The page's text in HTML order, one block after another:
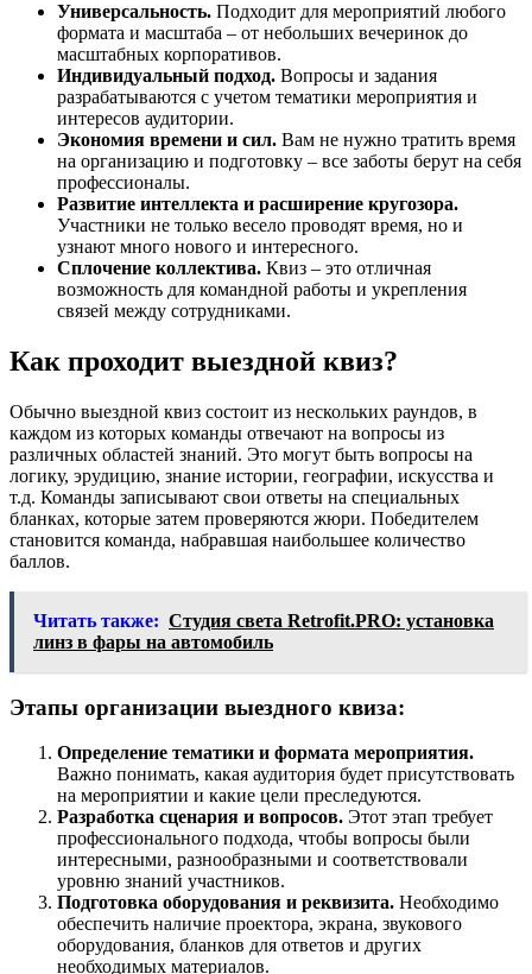
Универсальность. Подходит для мероприятий любого
формата и масштаба – от небольших вечеринок до
масштабных корпоративов.
Индивидуальный подход. Вопросы и задания
разрабатываются с учетом тематики мероприятия и
интересов аудитории.
Экономия времени и сил. Вам не нужно тратить время
на организацию и подготовку – все заботы берут на себя
профессионалы.
Развитие интеллекта и расширение кругозора.
Участники не только весело проводят время, но и
узнают много нового и интересного.
Сплочение коллектива. Квиз – это отличная
возможность для командной работы и укрепления
связей между сотрудниками.
Как проходит выездной квиз?
Обычно выездной квиз состоит из нескольких раундов, в
каждом из которых команды отвечают на вопросы из
различных областей знаний. Это могут быть вопросы на
логику, эрудицию, знание истории, географии, искусства и
т.д. Команды записывают свои ответы на специальных
бланках, которые затем проверяются жюри. Победителем
становится команда, набравшая наибольшее количество
баллов.
Читать также: Студия света Retrofit.PRO: установка
линз в фары на автомобиль
Этапы организации выездного квиза:
Определение тематики и формата мероприятия.
Важно понимать, какая аудитория будет присутствовать
на мероприятии и какие цели преследуются.
Разработка сценария и вопросов. Этот этап требует
профессионального подхода, чтобы вопросы были
интересными, разнообразными и соответствовали
уровню знаний участников.
Подготовка оборудования и реквизита. Необходимо
обеспечить наличие проектора, экрана, звукового
оборудования, бланков для ответов и других
необходимых материалов.